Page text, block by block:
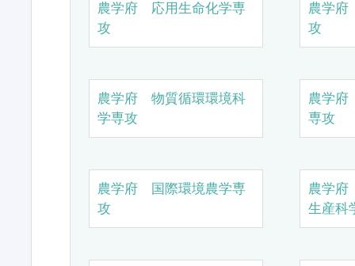
農学府 応用生命化学専
攻
農学
攻
農学府 物質循環環境科
学専攻
農学
専攻
農学府 国際環境農学専
攻
農学
生産科